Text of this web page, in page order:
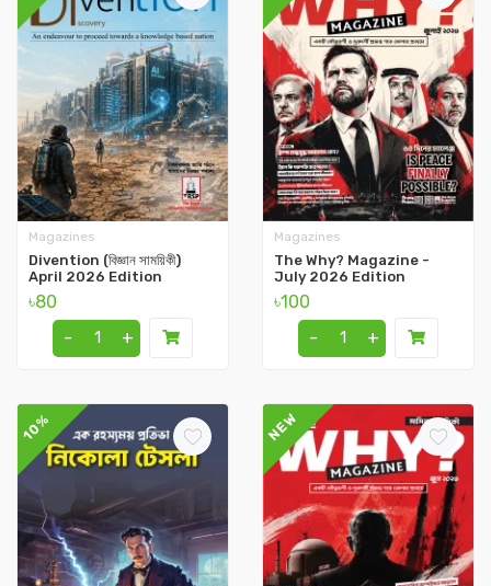
Magazines
Divention (বিজ্ঞান সাময়িকী)
April 2026 Edition
৳80
-
+
Magazines
The Why? Magazine -
July 2026 Edition
৳100
-
+
10% NEW